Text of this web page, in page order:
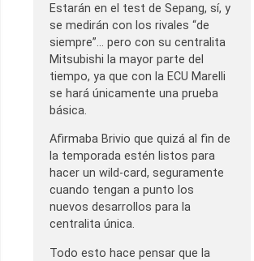
Estarán en el test de Sepang, sí, y
se medirán con los rivales “de
siempre”… pero con su centralita
Mitsubishi la mayor parte del
tiempo, ya que con la ECU Marelli
se hará únicamente una prueba
básica.
Afirmaba Brivio que quizá al fin de
la temporada estén listos para
hacer un wild-card, seguramente
cuando tengan a punto los
nuevos desarrollos para la
centralita única.
Todo esto hace pensar que la